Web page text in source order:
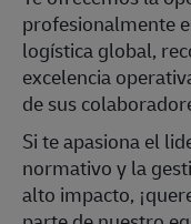
profesionalmente
logística global,
excelencia
de sus
Si te apasiona el
normativo y la
alto impacto,